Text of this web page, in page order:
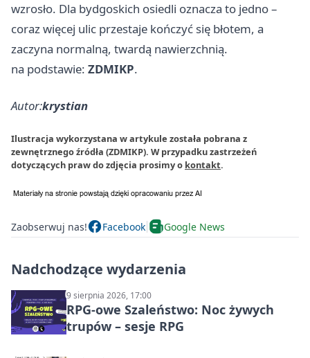
wzrosło. Dla bydgoskich osiedli oznacza to jedno –
coraz więcej ulic przestaje kończyć się błotem, a
zaczyna normalną, twardą nawierzchnią.
na podstawie: ZDMIKP.
Autor:krystian
Ilustracja wykorzystana w artykule została pobrana z
zewnętrznego źródła (ZDMIKP). W przypadku zastrzeżeń
dotyczących praw do zdjęcia prosimy o kontakt.
Zaobserwuj nas! Facebook Google News
Nadchodzące wydarzenia
9 sierpnia 2026, 17:00
RPG-owe Szaleństwo: Noc żywych
trupów – sesje RPG